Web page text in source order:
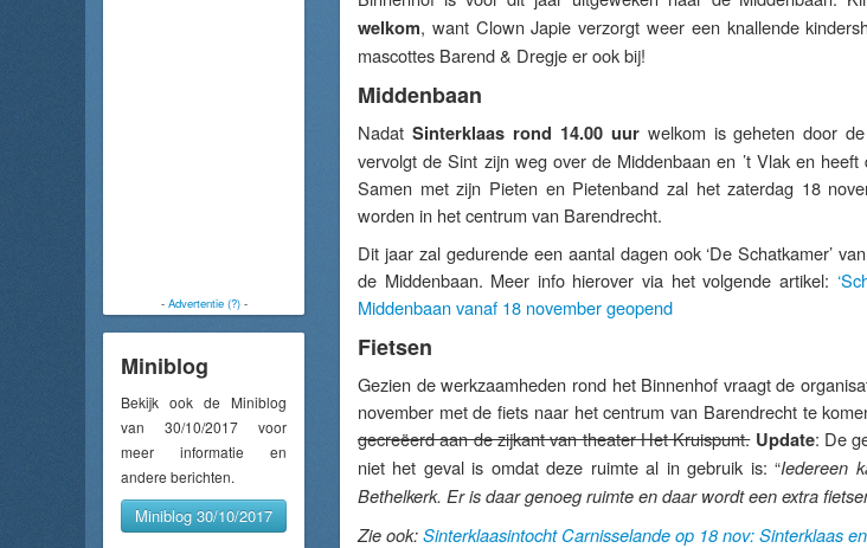
- Advertentie (?)-
Miniblog
Bekijk ook de Miniblog
van 30/10/2017 voor
meer informatie en
andere berichten.
Miniblog 30/10/2017
welkom, want Clown Japie verzorgt weer een knallende
mascottes Barend & Dregje er ook bij!
Middenbaan
Nadat Sinterklaas rond 14.00 uurwelkom is geheten door
vervolgt de Sint zijn weg over de Middenbaan en ’t Vlak en
Samen met zijn Pieten en Pietenband zal het zaterdag 18
worden in het centrum van Barendrecht.
Dit jaar zal gedurende een aantal dagen ook ‘De Schatkamer’
de Middenbaan. Meer info hierover via het volgende artikel:
Middenbaan vanaf 18 november geopend
Fietsen
Gezien de werkzaamheden rond het Binnenhof vraagt de
november met de fiets naar het centrum van Barendrecht te
gecreëerd aan de zijkant van theater Het Kruispunt. Update: De
niet het geval is omdat deze ruimte al in gebruik is: “Iedereen
Bethelkerk. Er is daar genoeg ruimte en daar wordt een extra
Zie ook: Sinterklaasintocht Carnisselande op 18 nov: Sinterklaas